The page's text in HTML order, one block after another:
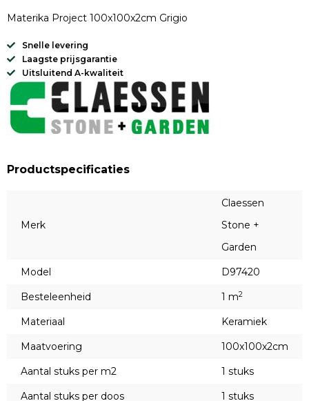
Materika Project 100x100x2cm Grigio
Snelle levering
Laagste prijsgarantie
Uitsluitend A-kwaliteit
Productspecificaties
Merk
Claessen
Stone +
Garden
Model
D97420
Besteleenheid
1 m2
Materiaal
Keramiek
Maatvoering
100x100x2cm
Aantal stuks per m2
1 stuks
Aantal stuks per doos
1 stuks